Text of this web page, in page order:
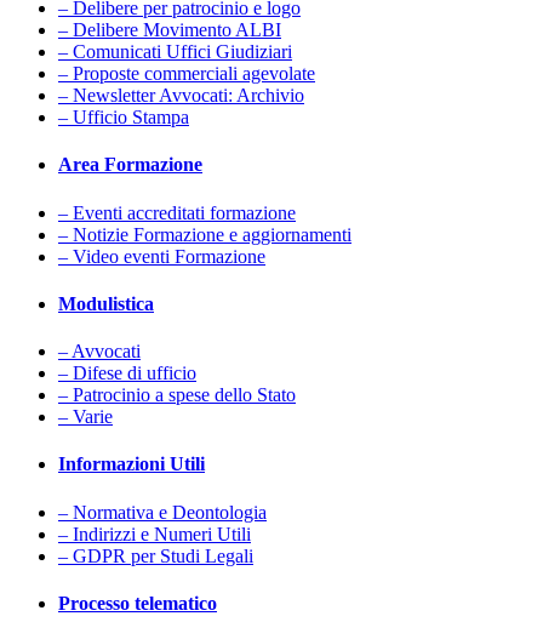
– Delibere per patrocinio e logo
– Delibere Movimento ALBI
– Comunicati Uffici Giudiziari
– Proposte commerciali agevolate
– Newsletter Avvocati: Archivio
– Ufficio Stampa
Area Formazione
– Eventi accreditati formazione
– Notizie Formazione e aggiornamenti
– Video eventi Formazione
Modulistica
– Avvocati
– Difese di ufficio
– Patrocinio a spese dello Stato
– Varie
Informazioni Utili
– Normativa e Deontologia
– Indirizzi e Numeri Utili
– GDPR per Studi Legali
Processo telematico